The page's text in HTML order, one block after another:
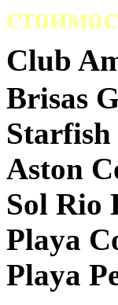
Club
Brisas
Starfish
Aston
Sol Rio
Playa
Playa